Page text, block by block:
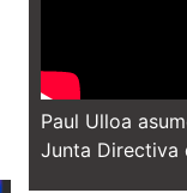
Paul Ulloa
Junta Directiva